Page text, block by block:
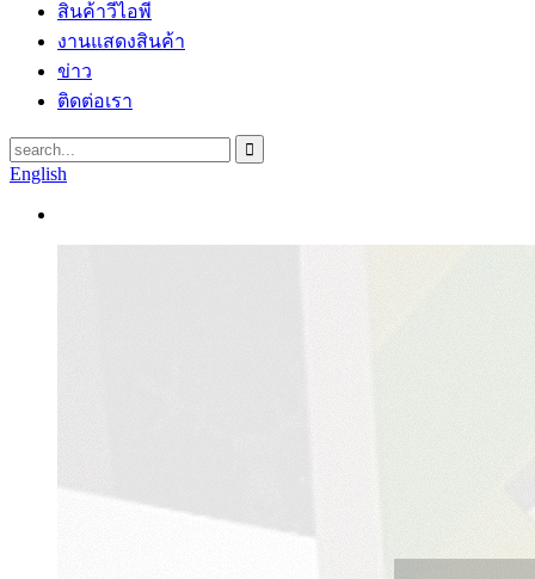
สินค้าวีไอพี
งานแสดงสินค้า
ข่าว
ติดต่อเรา
English